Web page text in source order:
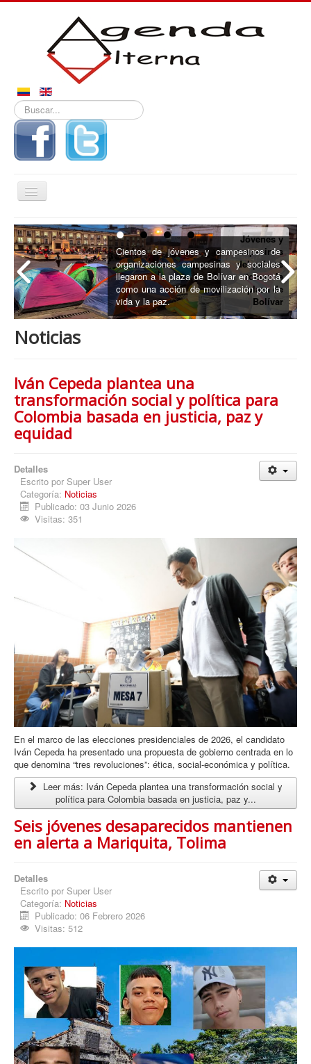
Buscar...
Alternar
navegación
Inicio
Noticias
Derechos
Reportajes
Procesos
Cultura
Multimedia
La Agenda
Jóvenes y
campesinos
del país se
toman la
plaza de
Bolívar
Cientos de jóvenes y campesinos de
organizaciones campesinas y sociales
llegaron a la plaza de Bolívar en Bogotá
como una acción de movilización por la
vida y la paz.
Noticias
Iván Cepeda plantea una
transformación social y política para
Colombia basada en justicia, paz y
equidad
Detalles
Escrito por Super User
Categoría: Noticias
Publicado: 03 Junio 2026
Visitas: 351
En el marco de las elecciones presidenciales de 2026, el candidato
Iván Cepeda ha presentado una propuesta de gobierno centrada en lo
que denomina “tres revoluciones”: ética, social-económica y política.
Leer más: Iván Cepeda plantea una transformación social y
política para Colombia basada en justicia, paz y...
Seis jóvenes desaparecidos mantienen
en alerta a Mariquita, Tolima
Detalles
Escrito por Super User
Categoría: Noticias
Publicado: 06 Febrero 2026
Visitas: 512